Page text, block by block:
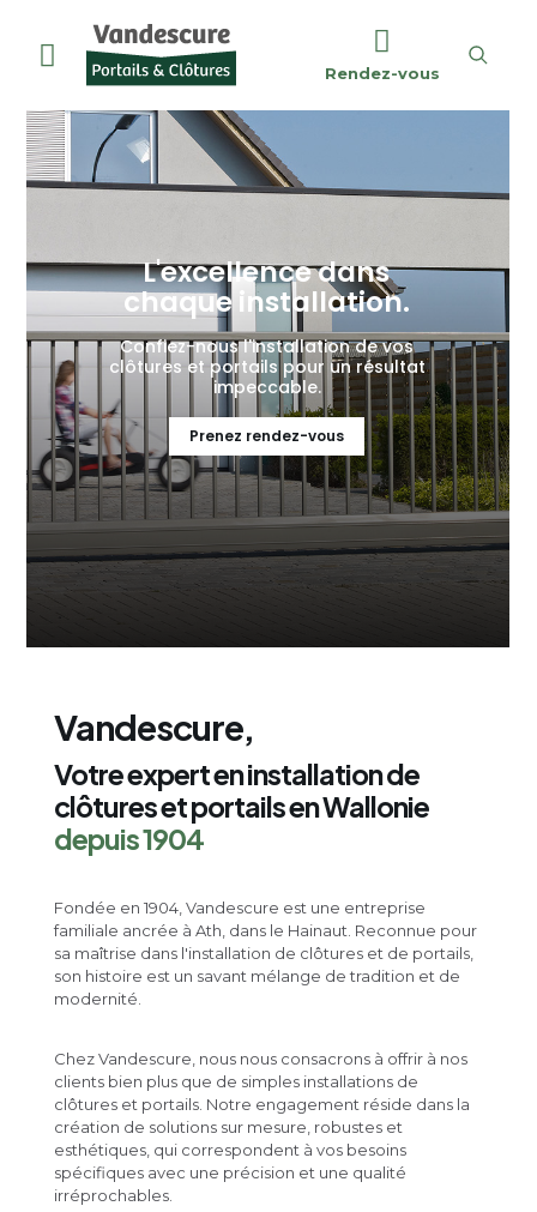
Rendez-vous
Embellissez votre
espace extérieur
Sublimez votre propriété avec nos
installations expertes et nos
finitions haut de gamme.
Inspirez-vous
Vandescure,
Votre expert en installation de
clôtures et portails en Wallonie
depuis 1904
Fondée en 1904, Vandescure est une entreprise
familiale ancrée à Ath, dans le Hainaut. Reconnue pour
sa maîtrise dans l'installation de clôtures et de portails,
son histoire est un savant mélange de tradition et de
modernité.
Chez Vandescure, nous nous consacrons à offrir à nos
clients bien plus que de simples installations de
clôtures et portails. Notre engagement réside dans la
création de solutions sur mesure, robustes et
esthétiques, qui correspondent à vos besoins
spécifiques avec une précision et une qualité
irréprochables.